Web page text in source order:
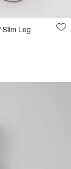
Slim Leg